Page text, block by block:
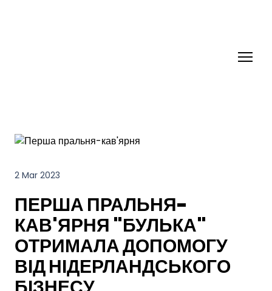
2 Mar 2023
ПЕРША ПРАЛЬНЯ-
КАВ'ЯРНЯ "БУЛЬКА"
ОТРИМАЛА ДОПОМОГУ
ВІД НІДЕРЛАНДСЬКОГО